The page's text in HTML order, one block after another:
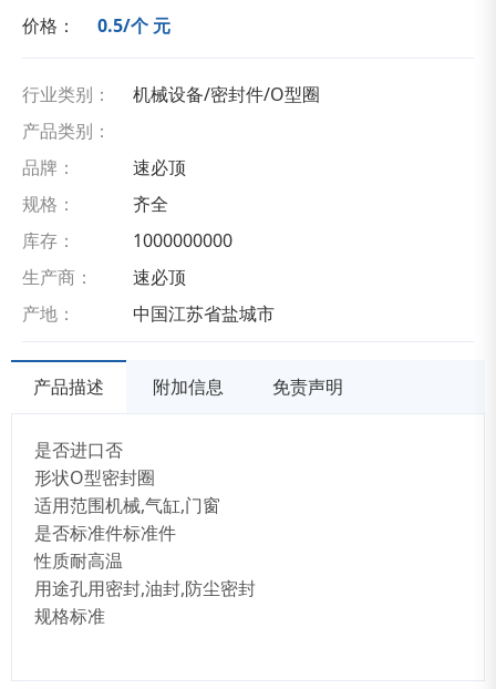
价格： 0.5/个 元
行业类别：
机械设备/密封件/O型圈
产品类别：
品牌：
速必顶
规格：
齐全
库存：
1000000000
生产商：
速必顶
产地：
中国江苏省盐城市
产品描述 附加信息 免责声明
是否进口否
形状O型密封圈
适用范围机械,气缸,门窗
是否标准件标准件
性质耐高温
用途孔用密封,油封,防尘密封
规格标准